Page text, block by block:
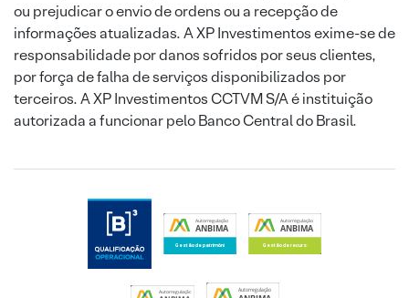
ou prejudicar o envio de ordens ou a recepção de
informações atualizadas. A XP Investimentos exime-se de
responsabilidade por danos sofridos por seus clientes,
por força de falha de serviços disponibilizados por
terceiros. A XP Investimentos CCTVM S/A é instituição
autorizada a funcionar pelo Banco Central do Brasil.